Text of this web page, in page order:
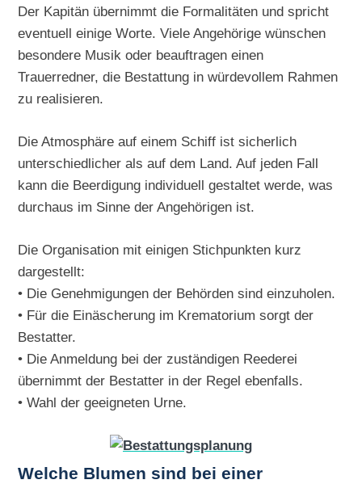
Der Kapitän übernimmt die Formalitäten und spricht
eventuell einige Worte. Viele Angehörige wünschen
besondere Musik oder beauftragen einen
Trauerredner, die Bestattung in würdevollem Rahmen
zu realisieren.
Die Atmosphäre auf einem Schiff ist sicherlich
unterschiedlicher als auf dem Land. Auf jeden Fall
kann die Beerdigung individuell gestaltet werde, was
durchaus im Sinne der Angehörigen ist.
Die Organisation mit einigen Stichpunkten kurz
dargestellt:
• Die Genehmigungen der Behörden sind einzuholen.
• Für die Einäscherung im Krematorium sorgt der
Bestatter.
• Die Anmeldung bei der zuständigen Reederei
übernimmt der Bestatter in der Regel ebenfalls.
• Wahl der geeigneten Urne.
Welche Blumen sind bei einer